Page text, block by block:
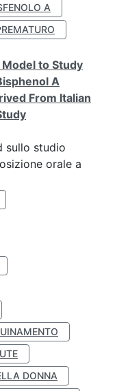
A
to Study
A
From Italian
sullo studio
orale a
DONNA